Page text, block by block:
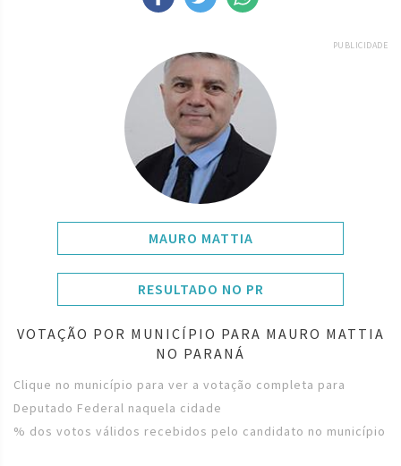
PUBLICIDADE
MAURO MATTIA
RESULTADO NO PR
VOTAÇÃO POR MUNICÍPIO PARA MAURO MATTIA
NO PARANÁ
Clique no município para ver a votação completa para
Deputado Federal naquela cidade
% dos votos válidos recebidos pelo candidato no município